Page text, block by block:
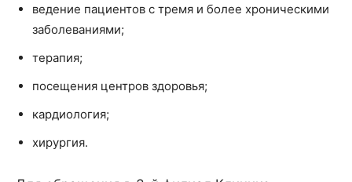
ведение пациентов с тремя и более хроническими
заболеваниями;
терапия;
посещения центров здоровья;
кардиология;
хирургия.